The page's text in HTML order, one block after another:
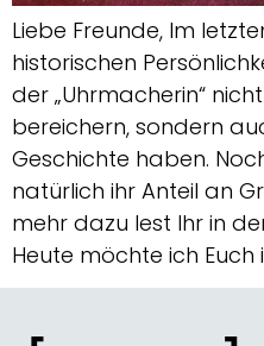
Liebe Freunde, Im
historischen
der „Uhrmacherin“
bereichern, sondern
Geschichte haben.
natürlich ihr Anteil an
mehr dazu lest Ihr in
Heute möchte ich Euch